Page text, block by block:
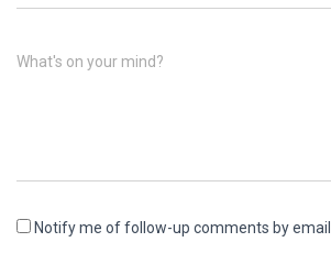
What's on your mind?
Notify me of follow-up comments by email.